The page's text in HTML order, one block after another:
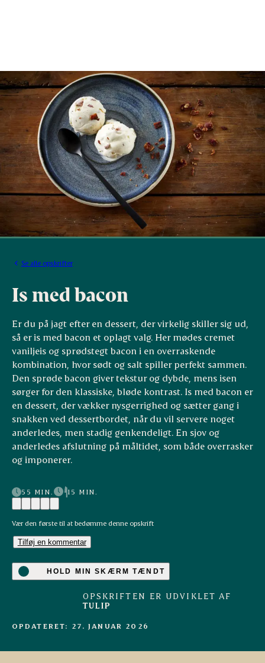
Se alle opskrifter
Is med bacon
Er du på jagt efter en dessert, der virkelig skiller sig ud,
så er is med bacon et oplagt valg. Her mødes cremet
vaniljeis og sprødstegt bacon i en overraskende
kombination, hvor sødt og salt spiller perfekt sammen.
Den sprøde bacon giver tekstur og dybde, mens isen
sørger for den klassiske, bløde kontrast. Is med bacon er
en dessert, der vækker nysgerrighed og sætter gang i
snakken ved dessertbordet, når du vil servere noget
anderledes, men stadig genkendeligt. En sjov og
anderledes afslutning på måltidet, som både overrasker
og imponerer.
55 MIN. 15 MIN.
Vær den første til at bedømme denne opskrift
Tilføj en kommentar
HOLD MIN SKÆRM TÆNDT
OPSKRIFTEN ER UDVIKLET AF
TULIP
OPDATERET: 27. JANUAR 2026